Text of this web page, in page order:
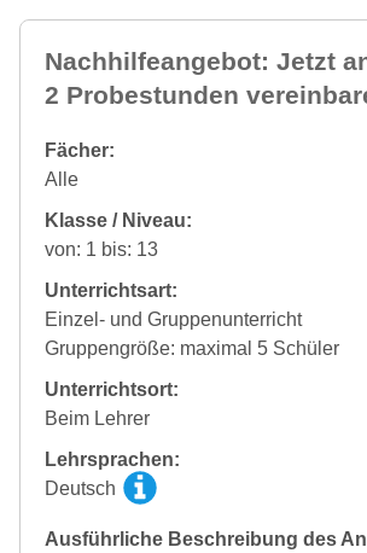
Nachhilfeangebot: Jetzt
2 Probestunden
Fächer:
Alle
Klasse / Niveau:
von: 1 bis: 13
Unterrichtsart:
Einzel- und Gruppenunterricht
Gruppengröße: maximal 5 Schüler
Unterrichtsort:
Beim Lehrer
Lehrsprachen:
Deutsch
Ausführliche Beschreibung des